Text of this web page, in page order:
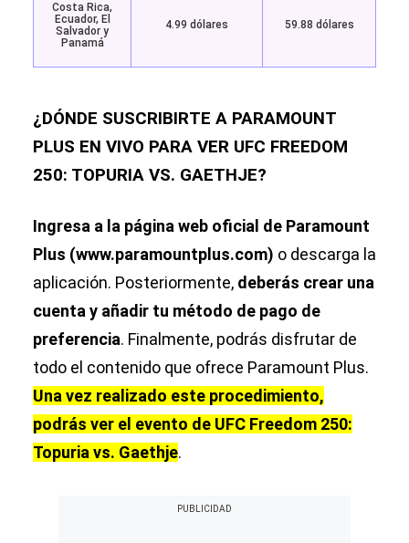
Costa Rica,
Ecuador, El
Salvador y
Panamá
4.99 dólares 59.88 dólares
¿DÓNDE SUSCRIBIRTE A PARAMOUNT
PLUS EN VIVO PARA VER UFC FREEDOM
250: TOPURIA VS. GAETHJE?
Ingresa a la página web oficial de Paramount
Plus (www.paramountplus.com) o descarga la
aplicación. Posteriormente, deberás crear una
cuenta y añadir tu método de pago de
preferencia. Finalmente, podrás disfrutar de
todo el contenido que ofrece Paramount Plus.
Una vez realizado este procedimiento,
podrás ver el evento de UFC Freedom 250:
Topuria vs. Gaethje.